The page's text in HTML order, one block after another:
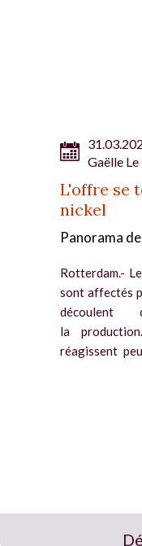
Gaëlle
L'offre se
nickel
Panorama
Rotterdam.-
sont affectés
découlent
la
réagissent